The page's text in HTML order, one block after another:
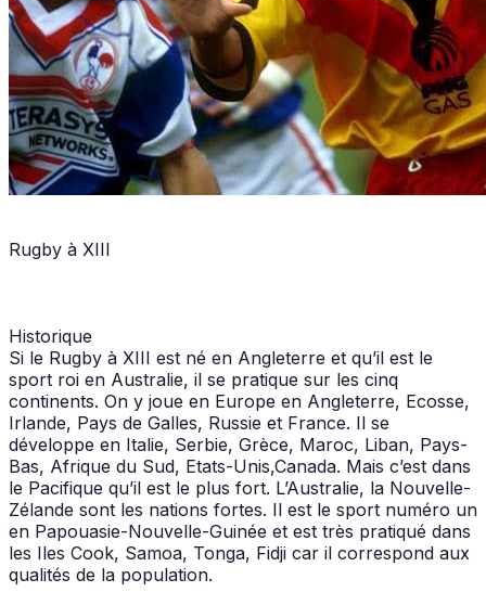
Rugby à XIII
Historique
Si le Rugby à XIII est né en Angleterre et qu’il est le
sport roi en Australie, il se pratique sur les cinq
continents. On y joue en Europe en Angleterre, Ecosse,
Irlande, Pays de Galles, Russie et France. Il se
développe en Italie, Serbie, Grèce, Maroc, Liban, Pays-
Bas, Afrique du Sud, Etats-Unis,Canada. Mais c’est dans
le Pacifique qu’il est le plus fort. L’Australie, la Nouvelle-
Zélande sont les nations fortes. Il est le sport numéro un
en Papouasie-Nouvelle-Guinée et est très pratiqué dans
les Iles Cook, Samoa, Tonga, Fidji car il correspond aux
qualités de la population.